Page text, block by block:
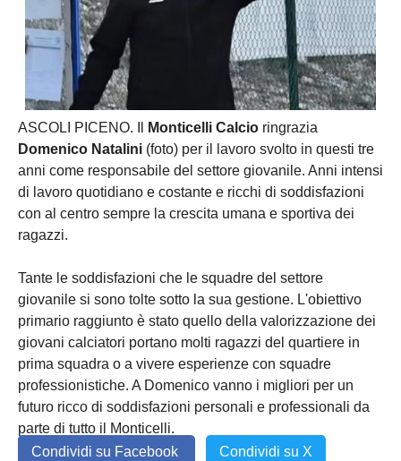
ASCOLI PICENO. Il Monticelli Calcio ringrazia
Domenico Natalini (foto) per il lavoro svolto in questi tre
anni come responsabile del settore giovanile. Anni intensi
di lavoro quotidiano e costante e ricchi di soddisfazioni
con al centro sempre la crescita umana e sportiva dei
ragazzi.
Tante le soddisfazioni che le squadre del settore
giovanile si sono tolte sotto la sua gestione. L'obiettivo
primario raggiunto è stato quello della valorizzazione dei
giovani calciatori portano molti ragazzi del quartiere in
prima squadra o a vivere esperienze con squadre
professionistiche. A Domenico vanno i migliori per un
futuro ricco di soddisfazioni personali e professionali da
parte di tutto il Monticelli.
Condividi su Facebook
Condividi su X